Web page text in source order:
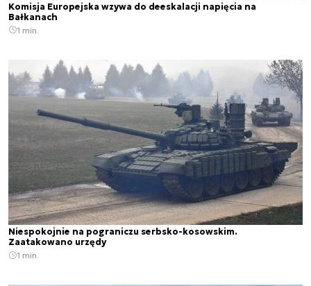
Komisja Europejska wzywa do deeskalacji napięcia na
Bałkanach
1 min.
Niespokojnie na pograniczu serbsko-kosowskim.
Zaatakowano urzędy
1 min.